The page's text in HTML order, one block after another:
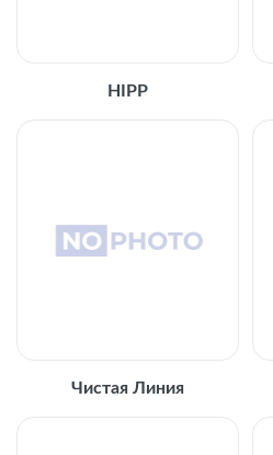
HIPP
Чистая Линия